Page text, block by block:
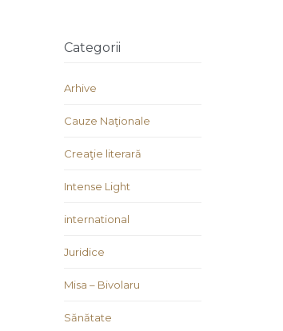
Categorii
Arhive
Cauze Naţionale
Creaţie literară
Intense Light
international
Juridice
Misa – Bivolaru
Sănătate